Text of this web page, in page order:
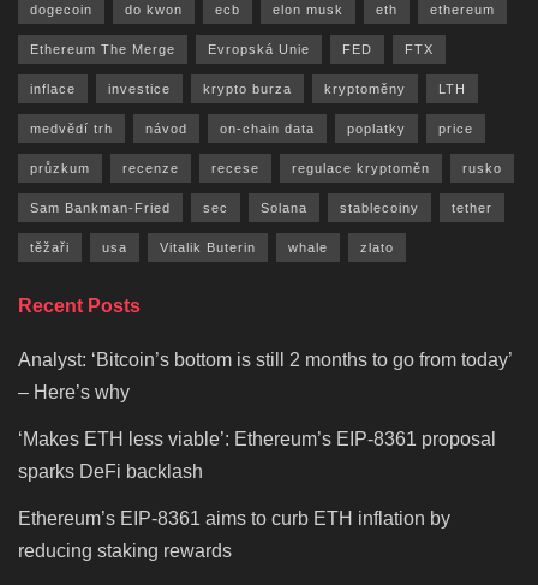
dogecoin do kwon ecb elon musk eth ethereum
Ethereum The Merge Evropská Unie FED FTX
inflace investice krypto burza kryptoměny LTH
medvědí trh návod on-chain data poplatky price
průzkum recenze recese regulace kryptoměn rusko
Sam Bankman-Fried sec Solana stablecoiny tether
těžaři usa Vitalik Buterin whale zlato
Recent Posts
Analyst: ‘Bitcoin’s bottom is still 2 months to go from today’
– Here’s why
‘Makes ETH less viable’: Ethereum’s EIP-8361 proposal
sparks DeFi backlash
Ethereum’s EIP-8361 aims to curb ETH inflation by
reducing staking rewards